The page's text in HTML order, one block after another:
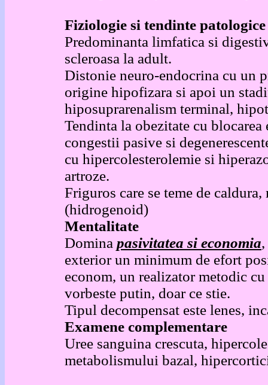
Fiziologie si tendinte patologice
Predominanta limfatica si
scleroasa la adult.
Distonie neuro-endocrina cu un
origine hipofizara si apoi un
hiposuprarenalism terminal,
Tendinta la obezitate cu
congestii pasive si
cu hipercolesterolemie si
artroze.
Friguros care se teme de
(hidrogenoid)
Mentalitate
Domina pasivitatea si economia
exterior un minimum de efort
econom, un realizator metodic
vorbeste putin, doar ce stie.
Tipul decompensat este lenes,
Examene complementare
Uree sanguina crescuta,
metabolismului bazal,